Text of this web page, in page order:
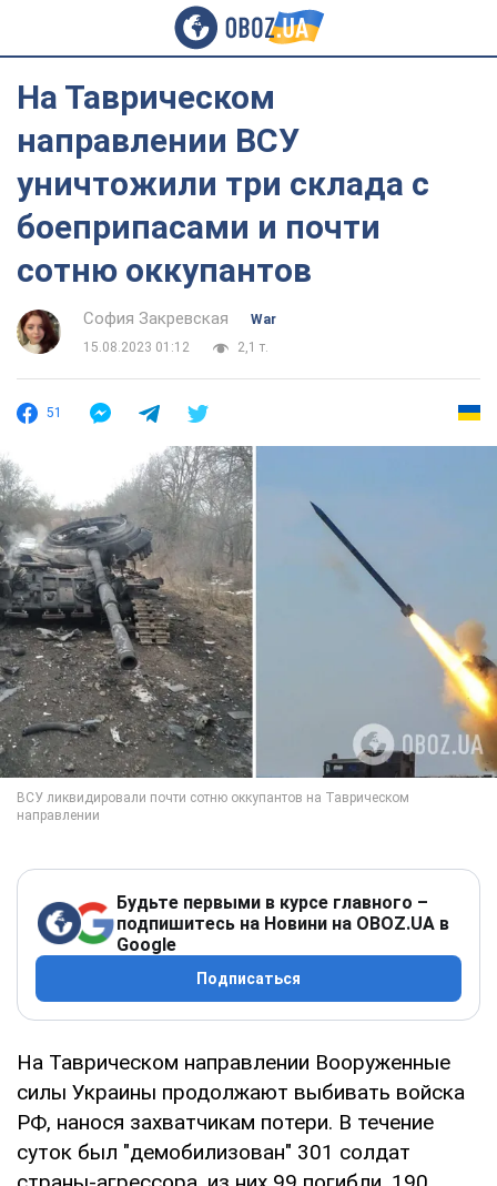
На Таврическом
направлении ВСУ
уничтожили три склада с
боеприпасами и почти
сотню оккупантов
София Закревская
War
15.08.2023 01:12
2,1 т.
51
Будьте первыми в курсе главного –
подпишитесь на Новини на OBOZ.UA в
Google
Подписаться
На Таврическом направлении Вооруженные
силы Украины продолжают выбивать войска
РФ, нанося захватчикам потери. В течение
суток был "демобилизован" 301 солдат